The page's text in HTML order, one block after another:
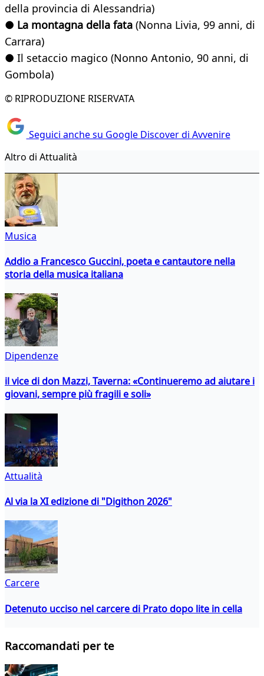
della provincia di Alessandria)
● La montagna della fata (Nonna Livia, 99 anni, di
Carrara)
● Il setaccio magico (Nonno Antonio, 90 anni, di
Gombola)
© RIPRODUZIONE RISERVATA
Seguici anche su Google Discover di Avvenire
Altro di Attualità
Musica
Addio a Francesco Guccini, poeta e cantautore nella
storia della musica italiana
Dipendenze
il vice di don Mazzi, Taverna: «Continueremo ad aiutare i
giovani, sempre più fragili e soli»
Attualità
Al via la XI edizione di "Digithon 2026"
Carcere
Detenuto ucciso nel carcere di Prato dopo lite in cella
Raccomandati per te